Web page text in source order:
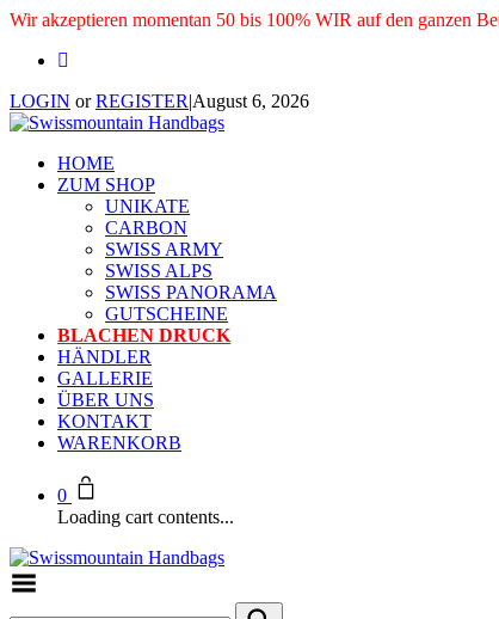
Wir akzeptieren momentan 50 bis 100% WIR auf den ganzen
LOGIN orREGISTER|August 6, 2026
HOME
ZUM SHOP
UNIKATE
CARBON
SWISS ARMY
SWISS ALPS
SWISS PANORAMA
GUTSCHEINE
BLACHEN DRUCK
HÄNDLER
GALLERIE
ÜBER UNS
KONTAKT
WARENKORB
0
Loading cart contents...